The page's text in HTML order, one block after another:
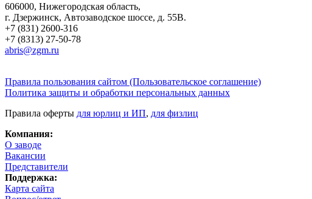
606000, Нижегородская область,
г. Дзержинск, Автозаводское шоссе, д. 55В.
+7 (831) 2600-316
+7 (8313) 27-50-78
abris@zgm.ru
Правила пользования сайтом (Пользовательское соглашение)
Политика защиты и обработки персональных данных
Правила оферты для юрлиц и ИП, для физлиц
Компания:
О заводе
Вакансии
Представители
Поддержка:
Карта сайта